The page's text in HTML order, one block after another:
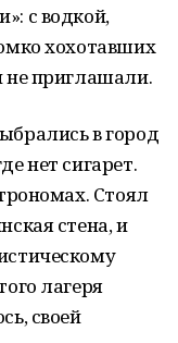
с водкой,
хохотавших
не приглашали.
в город
нет сигарет.
Стоял
стена, и
лагеря
своей